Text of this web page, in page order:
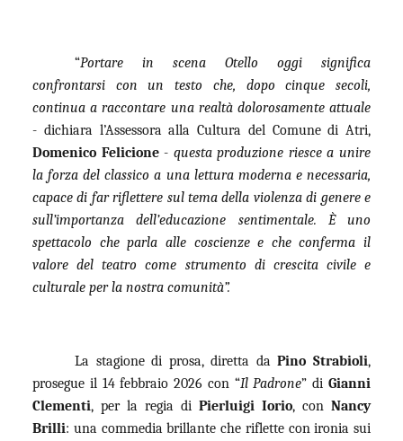
“Portare in scena Otello oggi significa
confrontarsi con un testo che, dopo cinque secoli,
continua a raccontare una realtà dolorosamente attuale
- dichiara l’Assessora alla Cultura del Comune di Atri,
Domenico Felicione- questa produzione riesce a unire
la forza del classico a una lettura moderna e necessaria,
capace di far riflettere sul tema della violenza di genere e
sull’importanza dell’educazione sentimentale. È uno
spettacolo che parla alle coscienze e che conferma il
valore del teatro come strumento di crescita civile e
culturale per la nostra comunità”.
La stagione di prosa, diretta daPino Strabioli,
prosegue il14 febbraio 2026 con “Il Padrone” diGianni
Clementi, per la regia di Pierluigi Iorio, con Nancy
Brilli: una commedia brillante che riflette con ironia sui